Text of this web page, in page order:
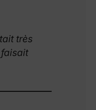
très